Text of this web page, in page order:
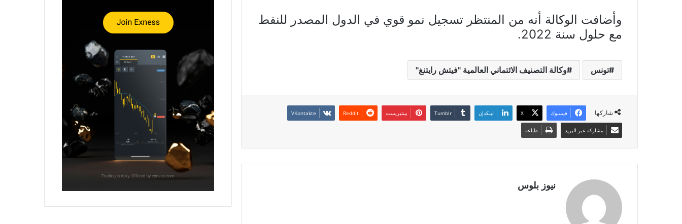
وأضافت الوكالة أنه من المنتظر تسجيل نمو قوي في الدول المصدر للنفط
مع حلول سنة 2022.
تونس وكالة التصنيف الائتماني العالمية "فيتش رايتنغ"
شاركها فيسبوك X لينكدإن بينتيريست
مشاركة عبر البريد طباعة
نيوز بلوس